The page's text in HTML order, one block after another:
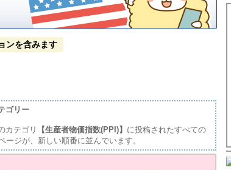
ンを含みます
ゴリー
カテゴリ 【生産者物価指数(PPI)】 に投稿されたすべての
ージが、新しい順番に並んでいます。